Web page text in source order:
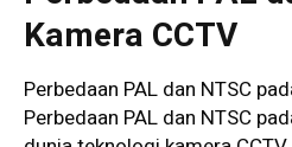
Kamera CCTV
Perbedaan PAL dan NTSC
Perbedaan PAL dan NTSC